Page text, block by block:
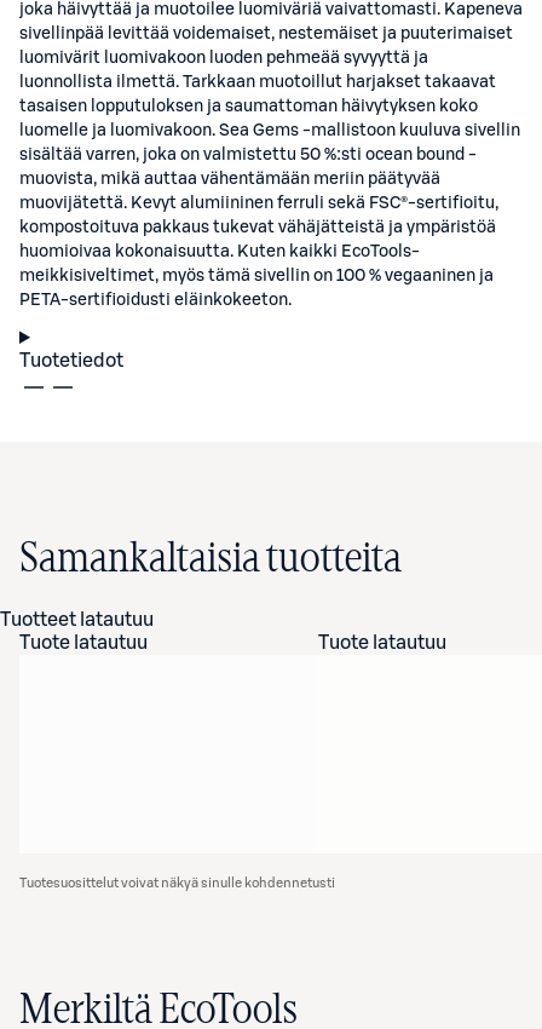
joka häivyttää ja muotoilee luomiväriä vaivattomasti. Kapeneva
sivellinpää levittää voidemaiset, nestemäiset ja puuterimaiset
luomivärit luomivakoon luoden pehmeää syvyyttä ja
luonnollista ilmettä. Tarkkaan muotoillut harjakset takaavat
tasaisen lopputuloksen ja saumattoman häivytyksen koko
luomelle ja luomivakoon. Sea Gems -mallistoon kuuluva sivellin
sisältää varren, joka on valmistettu 50 %:sti ocean bound -
muovista, mikä auttaa vähentämään meriin päätyvää
muovijätettä. Kevyt alumiininen ferruli sekä FSC®-sertifioitu,
kompostoituva pakkaus tukevat vähäjätteistä ja ympäristöä
huomioivaa kokonaisuutta. Kuten kaikki EcoTools-
meikkisiveltimet, myös tämä sivellin on 100 % vegaaninen ja
PETA-sertifioidusti eläinkokeeton.
Tuotetiedot
Samankaltaisia tuotteita
Tuotteet latautuu
Tuote latautuu
Tuote latautuu
Tuotesuosittelut voivat näkyä sinulle kohdennetusti
Merkiltä EcoTools